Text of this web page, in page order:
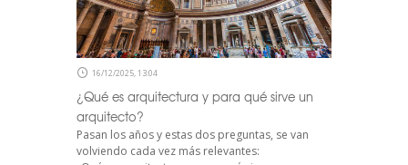
16/12/2025, 13:04
¿Qué es arquitectura y para qué sirve un
arquitecto?
Pasan los años y estas dos preguntas, se van
volviendo cada vez más relevantes: